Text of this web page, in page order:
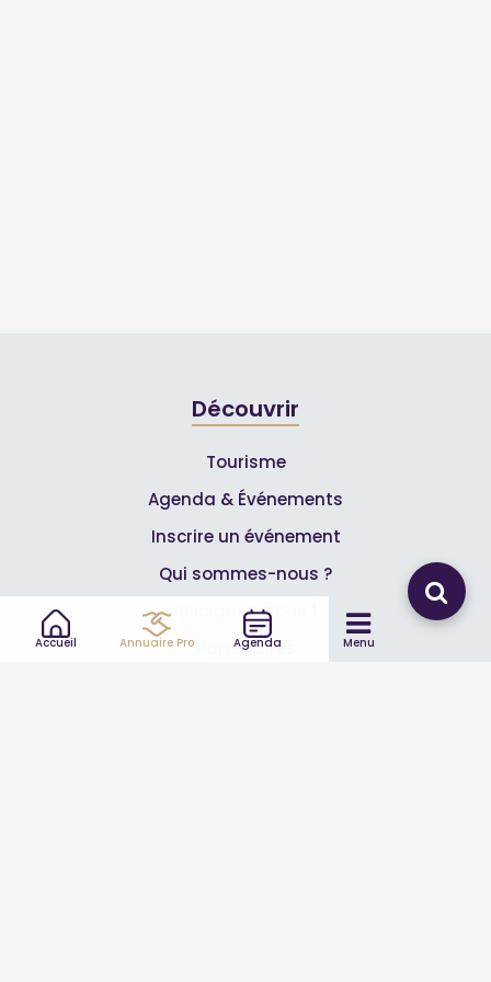
Accueil Annuaire Pro Agenda Menu
Découvrir
Tourisme
Agenda & Événements
Inscrire un événement
Qui sommes-nous ?
Rejoignez-nous !
Partenaires